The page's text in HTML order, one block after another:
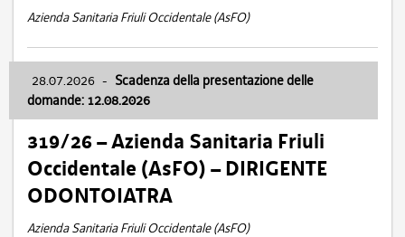
Azienda Sanitaria Friuli Occidentale (AsFO)
28.07.2026 - Scadenza della presentazione delle
domande: 12.08.2026
319/26 – Azienda Sanitaria Friuli
Occidentale (AsFO) – DIRIGENTE
ODONTOIATRA
Azienda Sanitaria Friuli Occidentale (AsFO)